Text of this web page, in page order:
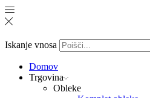
Iskanje vnosa
Domov
Trgovina
Obleke